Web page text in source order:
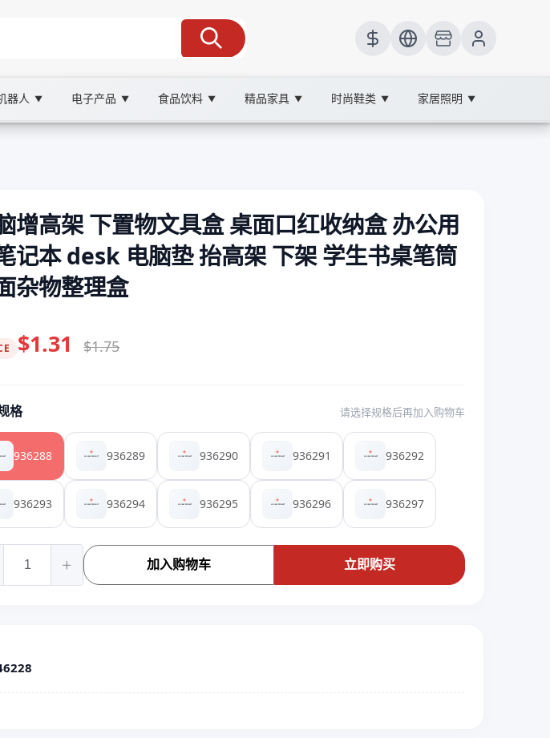
器人 ▼ 电子产品 ▼ 食品饮料 ▼ 精品家具 ▼ 时尚鞋类 ▼ 家居照明 ▼
增高架 下置物文具盒 桌面口红收纳盒 办公用
记本 desk 电脑垫 抬高架 下架 学生书桌笔筒
杂物整理盒
$1.31 $1.75
格 请选择规格后再加入购物车
936288 936289 936290 936291 936292
936293 936294 936295 936296 936297
加入购物车 立即购买